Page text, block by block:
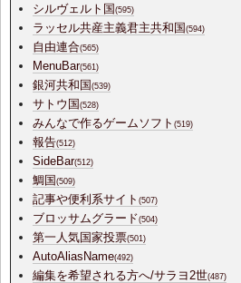
シルヴェルト国(595)
ラッセル共産主義君主共和国(594)
自由連合(565)
MenuBar(561)
銀河共和国(539)
サトウ国(528)
みんなで作るゲームソフト(519)
報告(512)
SideBar(512)
鯛国(509)
記事や便利系サイト(507)
ブロッサムグラード(504)
第一人気国家投票(501)
AutoAliasName(492)
編集を希望される方へ/サラヨ2世(487)